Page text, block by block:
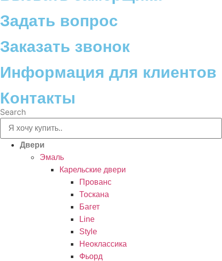
Задать вопрос
Заказать звонок
Информация для клиентов
Контакты
Search
Двери
Эмаль
Карельские двери
Прованc
Тоскана
Багет
Line
Style
Неоклассика
Фьорд